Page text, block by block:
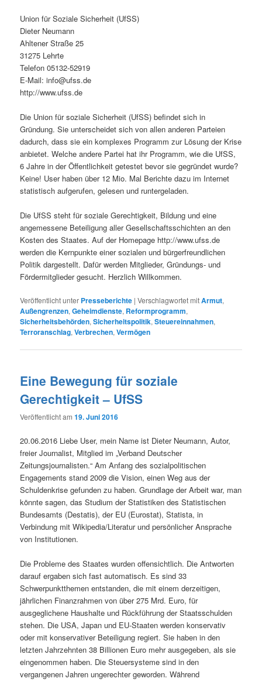
Union für Soziale Sicherheit (UfSS)
Dieter Neumann
Ahltener Straße 25
31275 Lehrte
Telefon 05132-52919
E-Mail: info@ufss.de
http://www.ufss.de
Die Union für soziale Sicherheit (UfSS) befindet sich in
Gründung. Sie unterscheidet sich von allen anderen Parteien
dadurch, dass sie ein komplexes Programm zur Lösung der Krise
anbietet. Welche andere Partei hat ihr Programm, wie die UfSS,
6 Jahre in der Öffentlichkeit getestet bevor sie gegründet wurde?
Keine! User haben über 12 Mio. Mal Berichte dazu im Internet
statistisch aufgerufen, gelesen und runtergeladen.
Die UfSS steht für soziale Gerechtigkeit, Bildung und eine
angemessene Beteiligung aller Gesellschaftsschichten an den
Kosten des Staates. Auf der Homepage http://www.ufss.de
werden die Kernpunkte einer sozialen und bürgerfreundlichen
Politik dargestellt. Dafür werden Mitglieder, Gründungs- und
Fördermitglieder gesucht. Herzlich Willkommen.
Veröffentlicht unter Presseberichte |Verschlagwortet mitArmut,
Außengrenzen,Geheimdienste, Reformprogramm,
Sicherheitsbehörden,Sicherheitspolitik,Steuereinnahmen,
Terroranschlag,Verbrechen,Vermögen
Eine Bewegung für soziale
Gerechtigkeit – UfSS
Veröffentlicht am19. Juni 2016
20.06.2016 Liebe User, mein Name ist Dieter Neumann, Autor,
freier Journalist, Mitglied im „Verband Deutscher
Zeitungsjournalisten.“ Am Anfang des sozialpolitischen
Engagements stand 2009 die Vision, einen Weg aus der
Schuldenkrise gefunden zu haben. Grundlage der Arbeit war, man
könnte sagen, das Studium der Statistiken des Statistischen
Bundesamts (Destatis), der EU (Eurostat), Statista, in
Verbindung mit Wikipedia/Literatur und persönlicher Ansprache
von Institutionen.
Die Probleme des Staates wurden offensichtlich. Die Antworten
darauf ergaben sich fast automatisch. Es sind 33
Schwerpunktthemen entstanden, die mit einem derzeitigen,
jährlichen Finanzrahmen von über 275 Mrd. Euro, für
ausgeglichene Haushalte und Rückführung der Staatsschulden
stehen. Die USA, Japan und EU-Staaten werden konservativ
oder mit konservativer Beteiligung regiert. Sie haben in den
letzten Jahrzehnten 38 Billionen Euro mehr ausgegeben, als sie
eingenommen haben. Die Steuersysteme sind in den
vergangenen Jahren ungerechter geworden. Während